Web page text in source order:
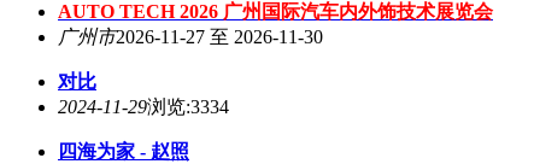
AUTO TECH 2026 广州国际汽车内外饰技术展览会
广州市2026-11-27 至 2026-11-30
对比
2024-11-29浏览:3334
四海为家 - 赵照